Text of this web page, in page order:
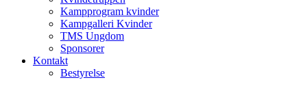
Kampprogram kvinder
Kampgalleri Kvinder
TMS Ungdom
Sponsorer
Kontakt
Bestyrelse